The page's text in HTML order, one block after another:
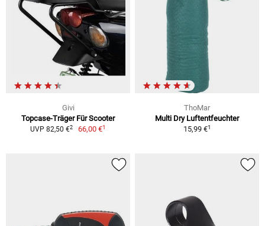
Givi
Topcase-Träger Für Scooter
UVP 82,50 €2 66,00 €1
ThoMar
Multi Dry Luftentfeuchter
15,99 €1